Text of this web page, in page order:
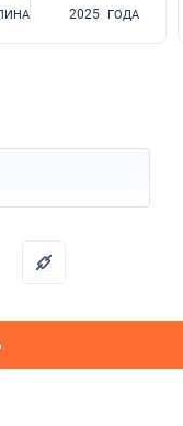
2025 ГОДА